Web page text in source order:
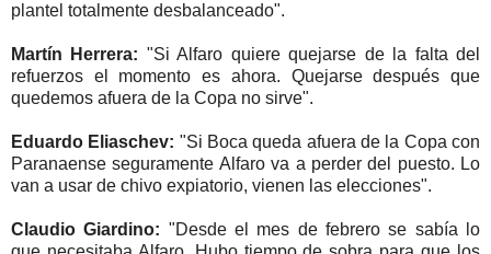
plantel totalmente desbalanceado".
Martín Herrera: "Si Alfaro quiere quejarse de la falta del
refuerzos el momento es ahora. Quejarse después que
quedemos afuera de la Copa no sirve".
Eduardo Eliaschev: "Si Boca queda afuera de la Copa con
Paranaense seguramente Alfaro va a perder del puesto. Lo
van a usar de chivo expiatorio, vienen las elecciones".
Claudio Giardino: "Desde el mes de febrero se sabía lo